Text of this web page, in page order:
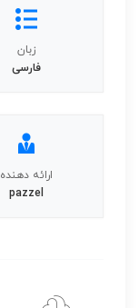
زبان
فارسی
ارائه دهنده
pazzel